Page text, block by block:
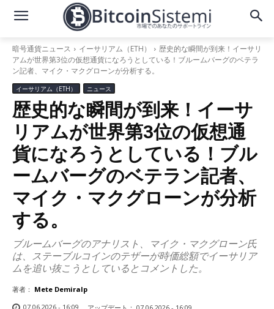
暗号通貨ニュース イーサリアム（ETH）
歴史的な瞬間が到来！イーサリ
アムが世界第3位の仮想通貨になろうとしている！ブルームバーグのベテラ
ン記者、マイク・マクグローンが分析する。
イーサリアム（ETH） ニュース
歴史的な瞬間が到来！イーサ
リアムが世界第3位の仮想通
貨になろうとしている！ブル
ームバーグのベテラン記者、
マイク・マクグローンが分析
する。
ブルームバーグのアナリスト、マイク・マクグローン氏
は、ステーブルコインのテザーが時価総額でイーサリア
ムを追い抜こうとしているとコメントした。
著者： Mete Demiralp
07.06.2026 - 16:09